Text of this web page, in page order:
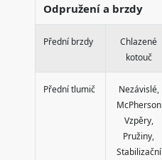
Odpružení a brzdy
Přední brzdy
Chlazené
kotouč
Přední tlumič
Nezávislé,
McPherson
Vzpěry,
Pružiny,
Stabilizační